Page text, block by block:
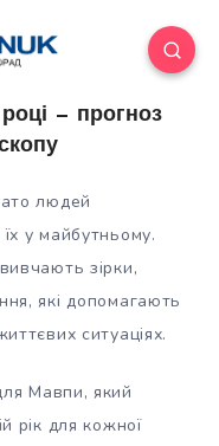
— прогноз
людей
у майбутньому.
зірки,
які допомагають
ситуаціях.
Мавпи, який
рік для кожної